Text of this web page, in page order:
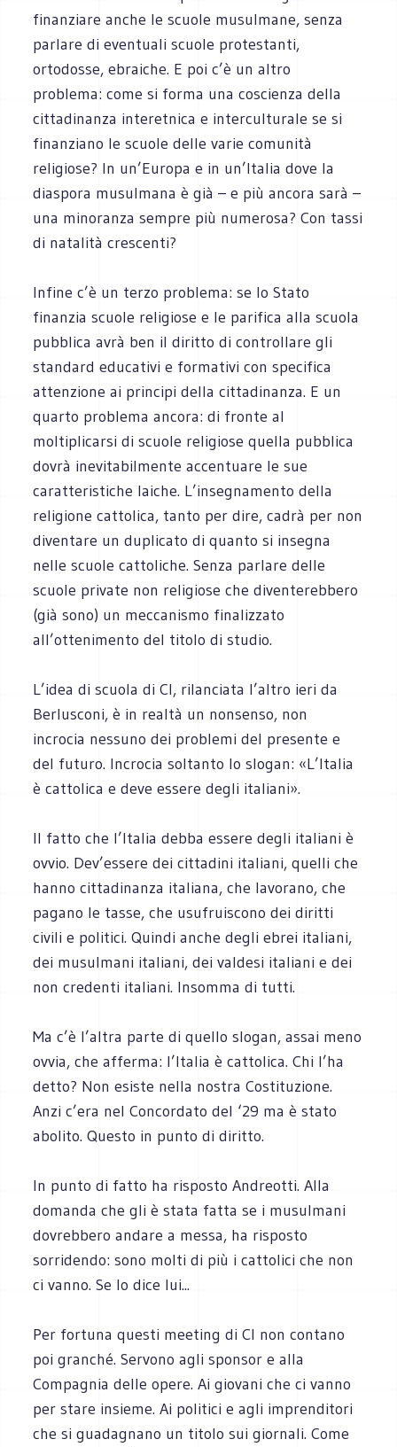
finanziare anche le scuole musulmane, senza
parlare di eventuali scuole protestanti,
ortodosse, ebraiche. E poi c’è un altro
problema: come si forma una coscienza della
cittadinanza interetnica e interculturale se si
finanziano le scuole delle varie comunità
religiose? In un’Europa e in un’Italia dove la
diaspora musulmana è già – e più ancora sarà –
una minoranza sempre più numerosa? Con tassi
di natalità crescenti?
Infine c’è un terzo problema: se lo Stato
finanzia scuole religiose e le parifica alla scuola
pubblica avrà ben il diritto di controllare gli
standard educativi e formativi con specifica
attenzione ai principi della cittadinanza. E un
quarto problema ancora: di fronte al
moltiplicarsi di scuole religiose quella pubblica
dovrà inevitabilmente accentuare le sue
caratteristiche laiche. L’insegnamento della
religione cattolica, tanto per dire, cadrà per non
diventare un duplicato di quanto si insegna
nelle scuole cattoliche. Senza parlare delle
scuole private non religiose che diventerebbero
(già sono) un meccanismo finalizzato
all’ottenimento del titolo di studio.
L’idea di scuola di Cl, rilanciata l’altro ieri da
Berlusconi, è in realtà un nonsenso, non
incrocia nessuno dei problemi del presente e
del futuro. Incrocia soltanto lo slogan: «L’Italia
è cattolica e deve essere degli italiani».
Il fatto che l’Italia debba essere degli italiani è
ovvio. Dev’essere dei cittadini italiani, quelli che
hanno cittadinanza italiana, che lavorano, che
pagano le tasse, che usufruiscono dei diritti
civili e politici. Quindi anche degli ebrei italiani,
dei musulmani italiani, dei valdesi italiani e dei
non credenti italiani. Insomma di tutti.
Ma c’è l’altra parte di quello slogan, assai meno
ovvia, che afferma: l’Italia è cattolica. Chi l’ha
detto? Non esiste nella nostra Costituzione.
Anzi c’era nel Concordato del ‘29 ma è stato
abolito. Questo in punto di diritto.
In punto di fatto ha risposto Andreotti. Alla
domanda che gli è stata fatta se i musulmani
dovrebbero andare a messa, ha risposto
sorridendo: sono molti di più i cattolici che non
ci vanno. Se lo dice lui...
Per fortuna questi meeting di Cl non contano
poi granché. Servono agli sponsor e alla
Compagnia delle opere. Ai giovani che ci vanno
per stare insieme. Ai politici e agli imprenditori
che si guadagnano un titolo sui giornali. Come